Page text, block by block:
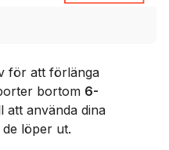
för att förlänga
bortom 6-
att använda dina
löper ut.